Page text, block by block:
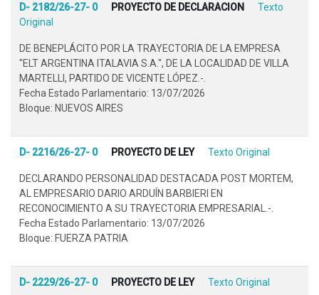
D- 2182/26-27- 0 PROYECTO DE DECLARACION
Texto
Original
DE BENEPLÁCITO POR LA TRAYECTORIA DE LA EMPRESA
"ELT ARGENTINA ITALAVIA S.A.", DE LA LOCALIDAD DE VILLA
MARTELLI, PARTIDO DE VICENTE LÓPEZ.-.
Fecha Estado Parlamentario: 13/07/2026
Bloque: NUEVOS AIRES
D- 2216/26-27- 0 PROYECTO DE LEY Texto Original
DECLARANDO PERSONALIDAD DESTACADA POST MORTEM,
AL EMPRESARIO DARIO ARDUÍN BARBIERI EN
RECONOCIMIENTO A SU TRAYECTORIA EMPRESARIAL.-.
Fecha Estado Parlamentario: 13/07/2026
Bloque: FUERZA PATRIA
D- 2229/26-27- 0 PROYECTO DE LEY Texto Original